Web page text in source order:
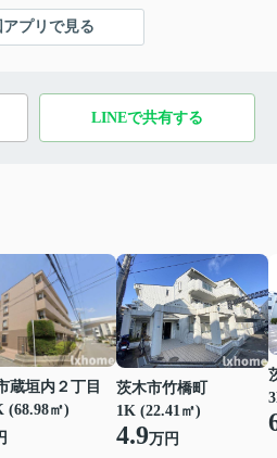
アプリで見る
LINEで共有する
蔵垣内２丁目
(68.98㎡)
茨木市竹橋町
1K (22.41㎡)
4.9万円